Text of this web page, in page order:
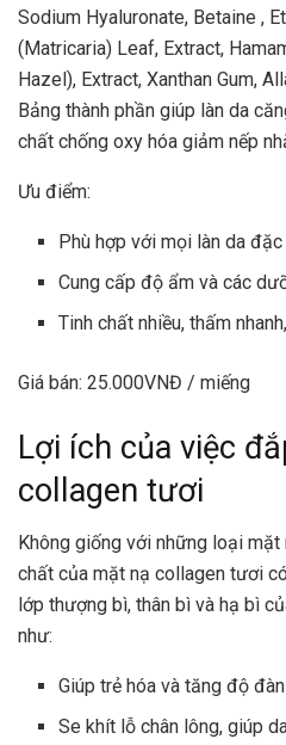
Sodium Hyaluronate, Betaine ,
(Matricaria) Leaf, Extract,
Hazel), Extract, Xanthan Gum,
Bảng thành phần giúp làn da
chất chống oxy hóa giảm nếp
Ưu điểm:
Phù hợp với mọi làn da
Cung cấp độ ẩm và các
Tinh chất nhiều, thấm
Giá bán: 25.000VNĐ / miếng
Lợi ích của việc
collagen tươi
Không giống với những loại
chất của mặt nạ collagen tươi
lớp thượng bì, thân bì và hạ bì
như:
Giúp trẻ hóa và tăng độ
Se khít lỗ chân lông, giúp